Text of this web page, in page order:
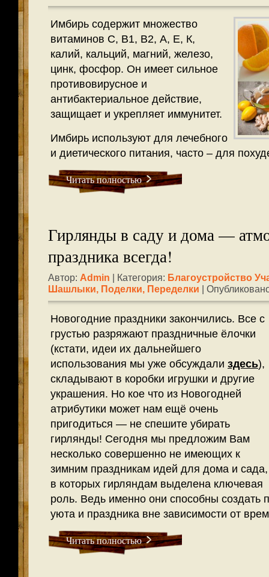
Имбирь содержит множество
витаминов С, В1, В2, А, Е, К,
калий, кальций, магний, железо,
цинк, фосфор. Он имеет сильное
противовирусное и
антибактериальное действие,
защищает и укрепляет иммунитет.
Имбирь используют для лечебного
и диетического питания, часто – для
Читать полностью
Гирлянды в саду и дома —
праздника всегда!
Автор: Admin | Категория: Благоустройство
Шашлыки, Поделки, Переделки |
Новогодние праздники закончились. Все с
грустью разряжают праздничные ёлочки
(кстати, идеи их дальнейшего
использования мы уже обсуждали здесь),
складывают в коробки игрушки и другие
украшения. Но кое что из Новогодней
атрибутики может нам ещё очень
пригодиться — не спешите убирать
гирлянды! Сегодня мы предложим Вам
несколько совершенно не имеющих к
зимним праздникам идей для дома и сада,
в которых гирляндам выделена ключевая
роль. Ведь именно они способны
уюта и праздника вне зависимости от
Читать полностью